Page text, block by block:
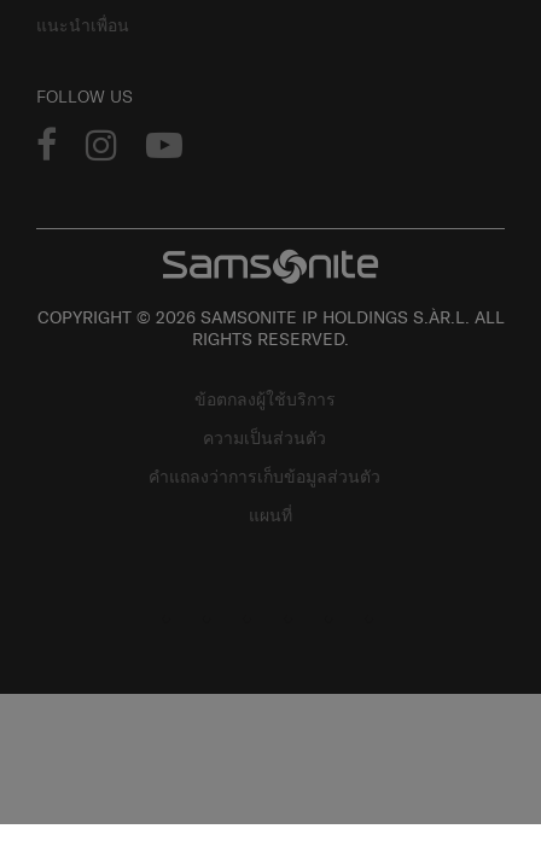
แนะนำเพื่อน
FOLLOW US
COPYRIGHT © 2026 SAMSONITE IP HOLDINGS S.ÀR.L. ALL
RIGHTS RESERVED.
ข้อตกลงผู้ใช้บริการ
ความเป็นส่วนตัว
คำแถลงว่าการเก็บข้อมูลส่วนตัว
แผนที่